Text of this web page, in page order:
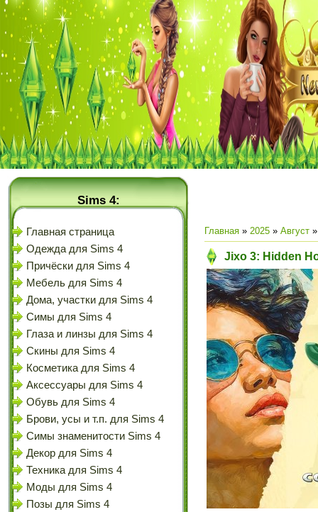
Sims 4:
Главная страница
Одежда для Sims 4
Причёски для Sims 4
Мебель для Sims 4
Дома, участки для Sims 4
Симы для Sims 4
Глаза и линзы для Sims 4
Скины для Sims 4
Косметика для Sims 4
Аксессуары для Sims 4
Обувь для Sims 4
Брови, усы и т.п. для Sims 4
Симы знаменитости Sims 4
Декор для Sims 4
Техника для Sims 4
Моды для Sims 4
Позы для Sims 4
Главная » 2025 » Август »
Jixo 3: Hidden